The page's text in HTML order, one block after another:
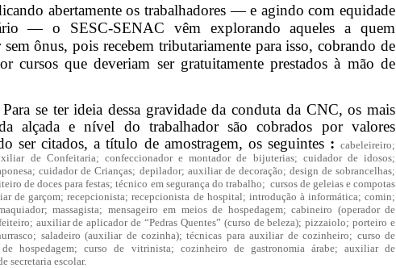
abertamente os trabalhadores — e agindo com equidade
— o SESC-SENAC vêm explorando aqueles a quem
sem ônus, pois recebem tributariamente para isso, cobrando de
cursos que deveriam ser gratuitamente prestados à mão de
Para se ter ideia dessa gravidade da conduta da CNC, os mais
alçada e nível do trabalhador são cobrados por valores
ser citados, a título de amostragem, os seguintes : cabeleireiro;
de Confeitaria; confeccionador e montador de bijuterias; cuidador de idosos;
cuidador de Crianças; depilador; auxiliar de decoração; design de sobrancelhas;
de doces para festas; técnico em segurança do trabalho; cursos de geleias e compotas
de garçom; recepcionista; recepcionista de hospital; introdução à informática; comin;
massagista; mensageiro em meios de hospedagem; cabineiro (operador de
auxiliar de aplicador de “Pedras Quentes” (curso de beleza); pizzaiolo; porteiro e
saladeiro (auxiliar de cozinha); técnicas para auxiliar de cozinheiro; curso de
hospedagem; curso de vitrinista; cozinheiro de gastronomia árabe; auxiliar de
secretaria escolar.